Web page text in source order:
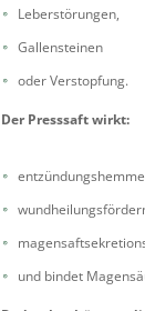
Leberstörungen,
Gallensteinen
oder Verstopfung.
Der Presssaft wirkt:
und bindet